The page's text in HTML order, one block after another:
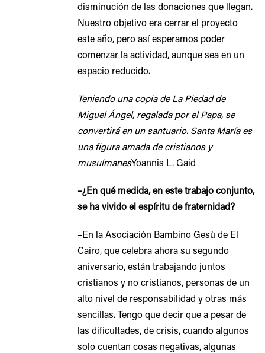
disminución de las donaciones que llegan.
Nuestro objetivo era cerrar el proyecto
este año, pero así esperamos poder
comenzar la actividad, aunque sea en un
espacio reducido.
Teniendo una copia de La Piedad de
Miguel Ángel, regalada por el Papa, se
convertirá en un santuario. Santa María es
una figura amada de cristianos y
musulmanesYoannis L. Gaid
–¿En qué medida, en este trabajo conjunto,
se ha vivido el espíritu de fraternidad?
–En la Asociación Bambino Gesù de El
Cairo, que celebra ahora su segundo
aniversario, están trabajando juntos
cristianos y no cristianos, personas de un
alto nivel de responsabilidad y otras más
sencillas. Tengo que decir que a pesar de
las dificultades, de crisis, cuando algunos
solo cuentan cosas negativas, algunas